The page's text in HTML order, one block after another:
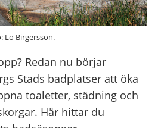
Lo Birgersson.
Redan nu börjar
Stads badplatser att öka
toaletter, städning och
Här hittar du